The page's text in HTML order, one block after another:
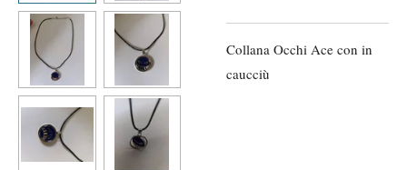
Collana Occhi Ace con in
caucciù